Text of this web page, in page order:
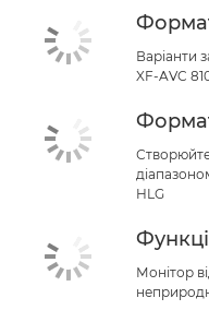
Варіанти
XF-AVC
HLG
Монітор